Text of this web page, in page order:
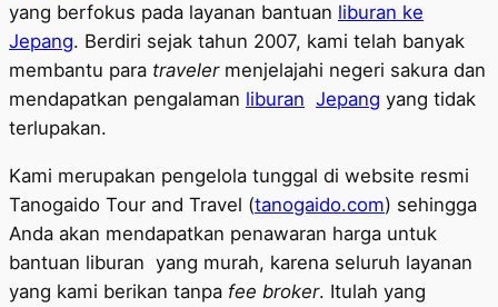
yang berfokus pada layanan bantuan liburan ke
Jepang. Berdiri sejak tahun 2007, kami telah banyak
membantu para travelermenjelajahi negeri sakura dan
mendapatkan pengalaman liburan Jepang yang tidak
terlupakan.
Kami merupakan pengelola tunggal di website resmi
Tanogaido Tour and Travel (tanogaido.com) sehingga
Anda akan mendapatkan penawaran harga untuk
bantuan liburan yang murah, karena seluruh layanan
yang kami berikan tanpa fee broker. Itulah yang